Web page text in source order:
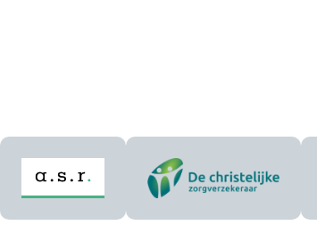
Aangesloten bij de
De christelijke